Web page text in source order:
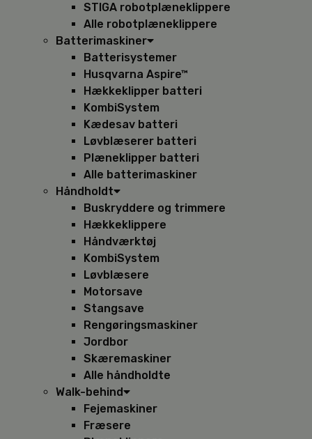
STIGA robotplæneklippere
Alle robotplæneklippere
Batterimaskiner
Batterisystemer
Husqvarna Aspire™
Hækkeklipper batteri
KombiSystem
Kædesav batteri
Løvblæserer batteri
Plæneklipper batteri
Alle batterimaskiner
Håndholdt
Buskryddere og trimmere
Hækkeklippere
Håndværktøj
KombiSystem
Løvblæsere
Motorsave
Stangsave
Rengøringsmaskiner
Jordbor
Skæremaskiner
Alle håndholdte
Walk-behind
Fejemaskiner
Fræsere